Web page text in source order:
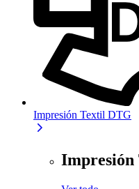
Impresión Textil DTG